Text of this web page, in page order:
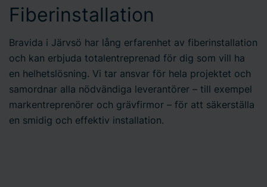
Fiberinstallation
Bravida i Järvsö har lång erfarenhet av fiberinstallation
och kan erbjuda totalentreprenad för dig som vill ha
en helhetslösning. Vi tar ansvar för hela projektet och
samordnar alla nödvändiga leverantörer – till exempel
markentreprenörer och grävfirmor – för att säkerställa
en smidig och effektiv installation.